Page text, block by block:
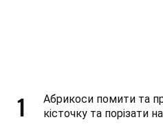
1
Абрикоси помити та
кісточку та порізати